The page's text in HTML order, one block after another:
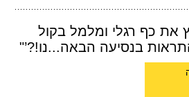
את כף רגלי ומלמל בקול
בנסיעה הבאה...נו!?’"